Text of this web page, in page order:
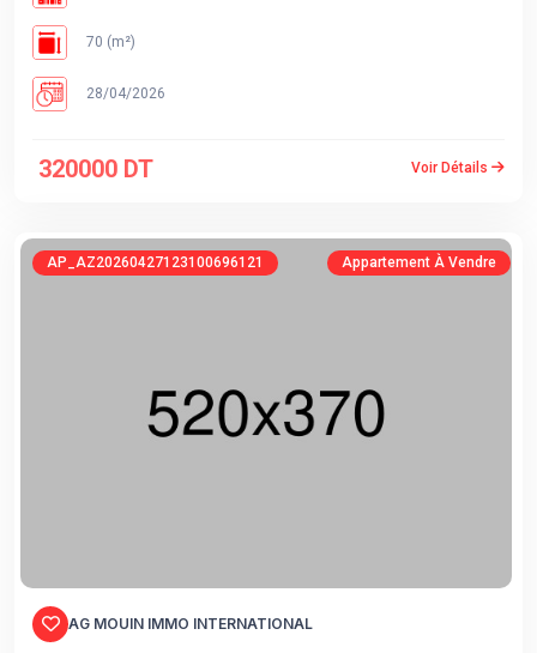
70 (m²)
28/04/2026
320000 DT Voir Détails
AP_AZ20260427123100696121 Appartement À Vendre
AG MOUIN IMMO INTERNATIONAL